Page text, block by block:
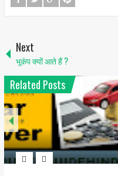
Next
भूकंप क्यों आते हैं ?
Related Posts